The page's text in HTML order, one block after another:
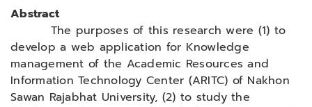
Abstract
The purposes of this research were (1) to
develop a web application for Knowledge
management of the Academic Resources and
Information Technology Center (ARITC) of Nakhon
Sawan Rajabhat University, (2) to study the